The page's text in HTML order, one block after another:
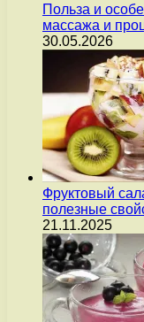
Польза и
массажа и
30.05.2026
Фруктовый
полезные
21.11.2025